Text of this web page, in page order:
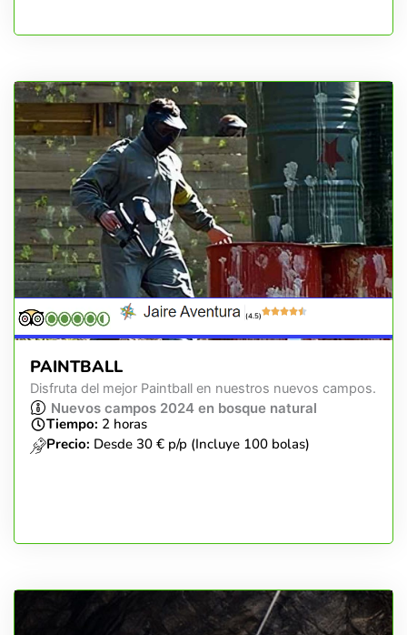
(4.5)
PAINTBALL
Disfruta del mejor Paintball en nuestros nuevos campos.
Nuevos campos 2024 en bosque natural
Tiempo: 2 horas
Precio: Desde 30 € p/p (Incluye 100 bolas)